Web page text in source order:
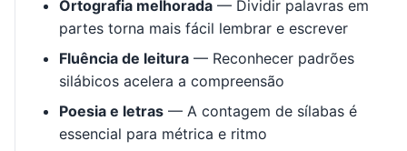
Ortografia melhorada — Dividir palavras em
partes torna mais fácil lembrar e escrever
Fluência de leitura — Reconhecer padrões
silábicos acelera a compreensão
Poesia e letras — A contagem de sílabas é
essencial para métrica e ritmo